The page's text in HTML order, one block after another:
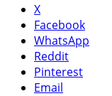
X
Facebook
WhatsApp
Reddit
Pinterest
Email